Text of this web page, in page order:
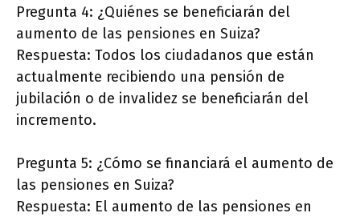
Pregunta 4: ¿Quiénes se beneficiarán del
aumento de las pensiones en Suiza?
Respuesta: Todos los ciudadanos que están
actualmente recibiendo una pensión de
jubilación o de invalidez se beneficiarán del
incremento.
Pregunta 5: ¿Cómo se financiará el aumento de
las pensiones en Suiza?
Respuesta: El aumento de las pensiones en